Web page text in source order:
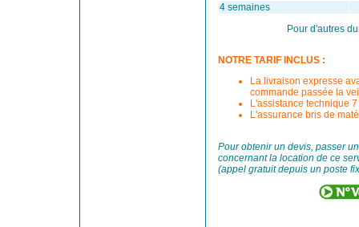
4 semaines
Pour d'autres
NOTRE TARIF INCLUS :
La livraison expresse
commande passée la
L'assistance technique
L'assurance bris de
Pour obtenir un devis, passer
concernant la location de ce
(appel gratuit depuis un poste